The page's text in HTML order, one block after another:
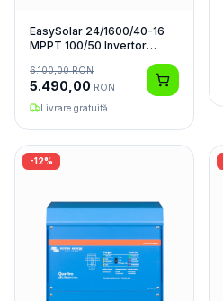
EasySolar 24/1600/40-16
MPPT 100/50 Invertor
6.100,00RON
5.490,00 RON
Livrare gratuită
-12%